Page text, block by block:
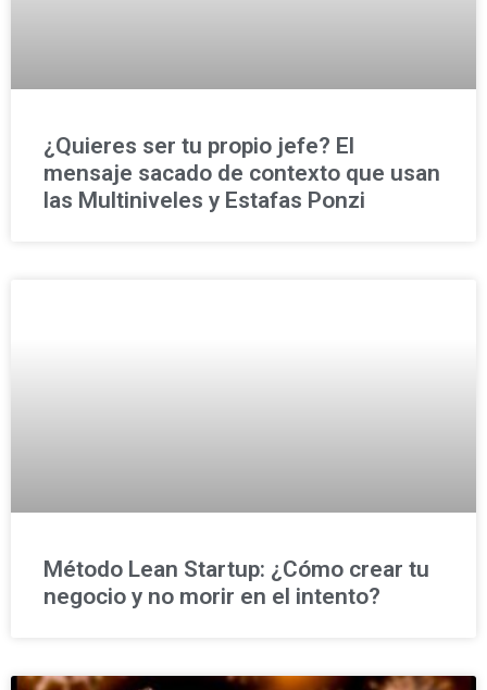
¿Quieres ser tu propio jefe? El
mensaje sacado de contexto que usan
las Multiniveles y Estafas Ponzi
Método Lean Startup: ¿Cómo crear tu
negocio y no morir en el intento?